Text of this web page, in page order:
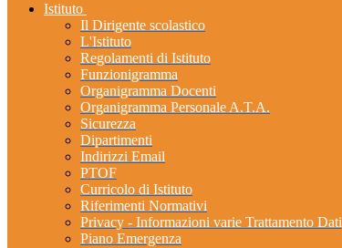
Istituto
Il Dirigente scolastico
L'Istituto
Regolamenti di Istituto
Funzionigramma
Organigramma Docenti
Organigramma Personale A.T.A.
Sicurezza
Dipartimenti
Indirizzi Email
PTOF
Curricolo di Istituto
Riferimenti Normativi
Privacy - Informazioni varie Trattamento Dati
Piano Emergenza